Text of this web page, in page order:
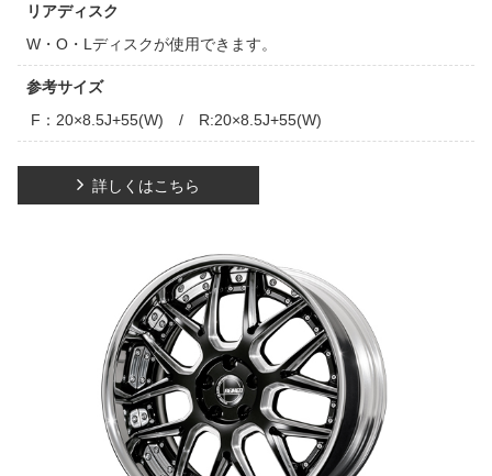
リアディスク
W・O・Lディスクが使用できます。
参考サイズ
F：20×8.5J+55(W) / R:20×8.5J+55(W)
詳しくはこちら